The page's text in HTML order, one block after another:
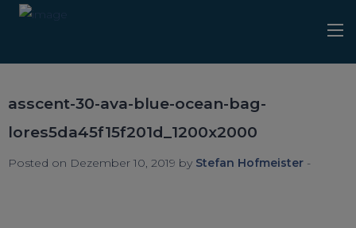
asscent-30-ava-blue-ocean-bag-
lores5da45f15f201d_1200x2000
Posted on Dezember 10, 2019 by Stefan Hofmeister -